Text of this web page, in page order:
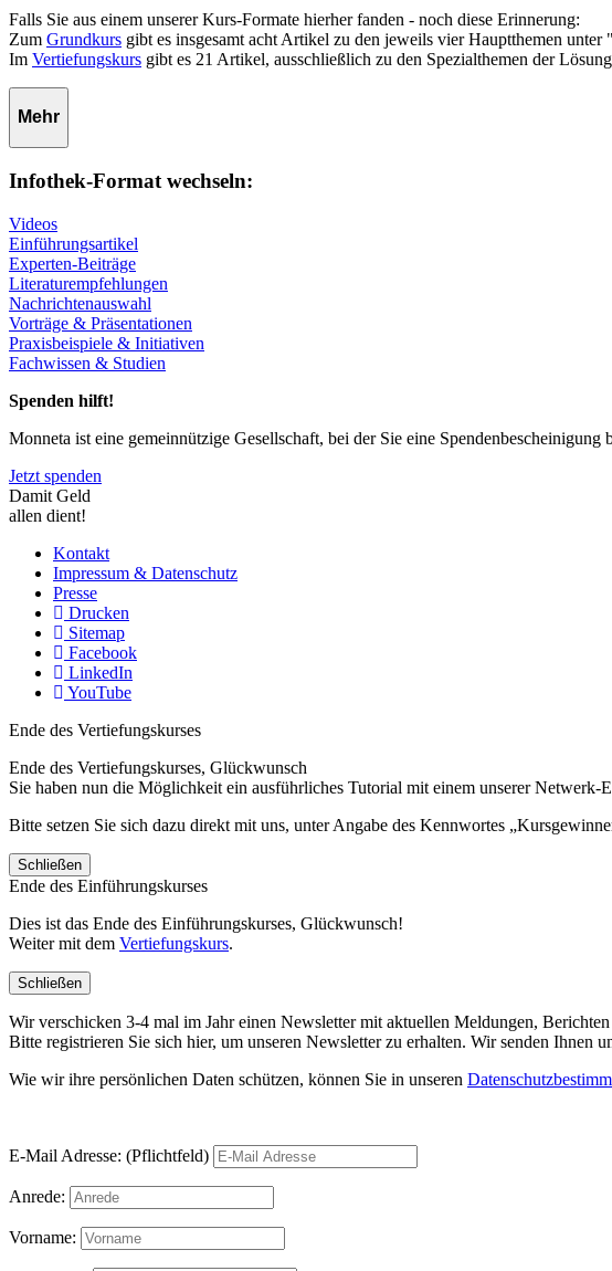
Falls Sie aus einem unserer Kurs-Formate hierher fanden - noch diese Erinnerung:
Zum Grundkurs gibt es insgesamt acht Artikel zu den jeweils vier Hauptthemen
Im Vertiefungskurs gibt es 21 Artikel, ausschließlich zu den Spezialthemen der
Mehr
Infothek-Format wechseln:
Videos
Einführungsartikel
Experten-Beiträge
Literaturempfehlungen
Nachrichtenauswahl
Vorträge & Präsentationen
Praxisbeispiele & Initiativen
Fachwissen & Studien
Spenden hilft!
Monneta ist eine gemeinnützige Gesellschaft, bei der Sie eine
Jetzt spenden
Damit Geld
allen dient!
Kontakt
Impressum & Datenschutz
Presse
Drucken
Sitemap
Facebook
LinkedIn
YouTube
Ende des Vertiefungskurses
Ende des Vertiefungskurses, Glückwunsch
Sie haben nun die Möglichkeit ein ausführliches Tutorial mit einem unserer Netwerk-
Bitte setzen Sie sich dazu direkt mit uns, unter Angabe des Kennwortes
Schließen
Ende des Einführungskurses
Dies ist das Ende des Einführungskurses, Glückwunsch!
Weiter mit dem Vertiefungskurs.
Schließen
Wir verschicken 3-4 mal im Jahr einen Newsletter mit aktuellen Meldungen,
Bitte registrieren Sie sich hier, um unseren Newsletter zu erhalten. Wir senden Ihnen
Wie wir ihre persönlichen Daten schützen, können Sie in unseren
E-Mail Adresse: (Pflichtfeld)
Anrede:
Vorname: